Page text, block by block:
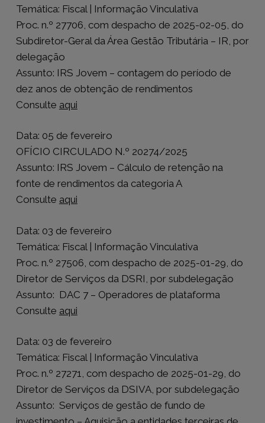
Temática: Fiscal | Informação Vinculativa
Proc. n.º 27706, com despacho de 2025-02-05, do
Subdiretor-Geral da Área Gestão Tributária – IR, por
delegação
Assunto: IRS Jovem – contagem do período de
dez anos de obtenção de rendimentos
Consulte aqui
Data: 05 de fevereiro
OFÍCIO CIRCULADO N.º 20274/2025
Assunto: IRS Jovem – Cálculo de retenção na
fonte de rendimentos da categoria A
Consulte aqui
Data: 03 de fevereiro
Temática: Fiscal | Informação Vinculativa
Proc. n.º 27506, com despacho de 2025-01-29, do
Diretor de Serviços da DSRI, por subdelegação
Assunto: DAC 7 – Operadores de plataforma
Consulte aqui
Data: 03 de fevereiro
Temática: Fiscal | Informação Vinculativa
Proc. n.º 27271, com despacho de 2025-01-29, do
Diretor de Serviços da DSIVA, por subdelegação
Assunto: Serviços de gestão de fundo de